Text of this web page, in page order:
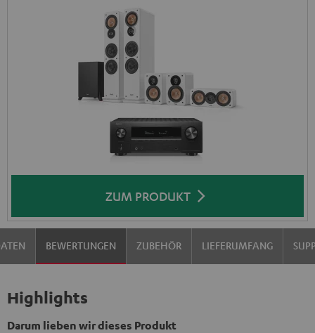
ZUM PRODUKT
BEWERTUNGEN ZUBEHÖR LIEFERUMFANG
Highlights
Darum lieben wir dieses Produkt